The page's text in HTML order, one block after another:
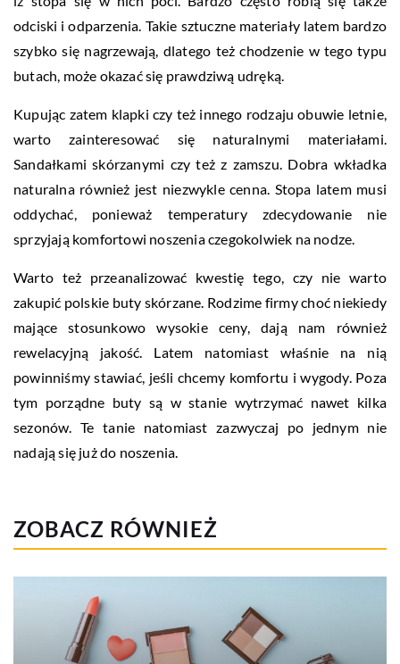
odciski i odparzenia. Takie sztuczne materiały latem bardzo
szybko się nagrzewają, dlatego też chodzenie w tego typu
butach, może okazać się prawdziwą udręką.
Kupując zatem klapki czy też innego rodzaju obuwie letnie,
warto zainteresować się naturalnymi materiałami.
Sandałkami skórzanymi czy też z zamszu. Dobra wkładka
naturalna również jest niezwykle cenna. Stopa latem musi
oddychać, ponieważ temperatury zdecydowanie nie
sprzyjają komfortowi noszenia czegokolwiek na nodze.
Warto też przeanalizować kwestię tego, czy nie warto
zakupić polskie buty skórzane. Rodzime firmy choć niekiedy
mające stosunkowo wysokie ceny, dają nam również
rewelacyjną jakość. Latem natomiast właśnie na nią
powinniśmy stawiać, jeśli chcemy komfortu i wygody. Poza
tym porządne buty są w stanie wytrzymać nawet kilka
sezonów. Te tanie natomiast zazwyczaj po jednym nie
nadają się już do noszenia.
ZOBACZ RÓWNIEŻ